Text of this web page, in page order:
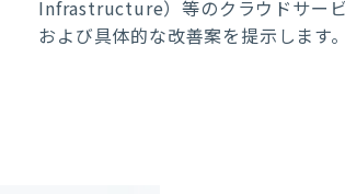
Infrastructure）等のクラウドサー
および具体的な改善案を提示します